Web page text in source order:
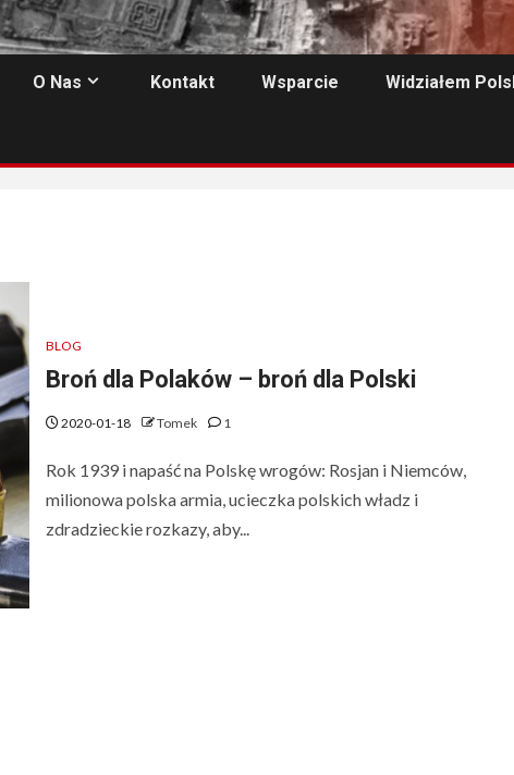
O Nas Kontakt Wsparcie Widziałem
BLOG
Broń dla Polaków – broń dla Polski
2020-01-18 Tomek 1
Rok 1939 i napaść na Polskę wrogów: Rosjan i Niemców,
milionowa polska armia, ucieczka polskich władz i
zdradzieckie rozkazy, aby...